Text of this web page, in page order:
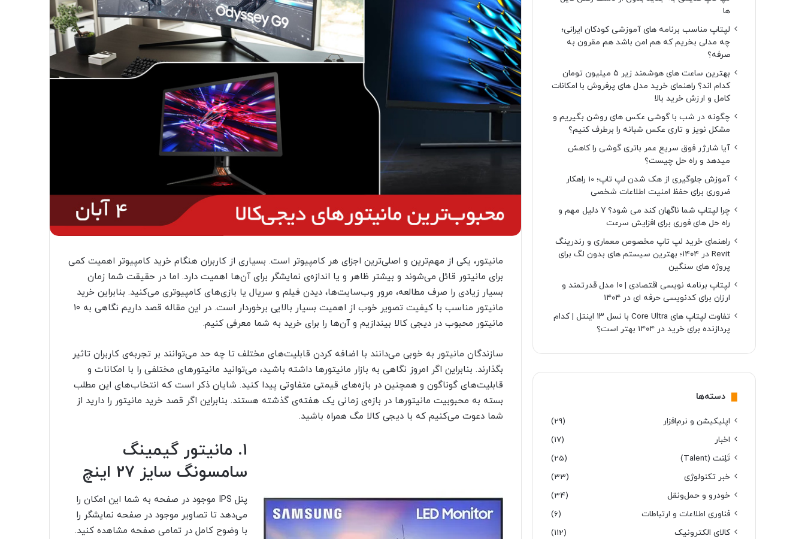
مانیتور، یکی از مهم‌ترین و اصلی‌ترین اجزای هر کامپیوتر است. بسیاری از کاربران هنگام خرید کامپیوتر اهمیت کمی
برای مانیتور قائل می‌شوند و بیشتر ظاهر و یا اندازه‌ی نمایشگر برای آن‌ها اهمیت دارد. اما در حقیقت شما زمان
بسیار زیادی را صرف مطالعه، مرور وب‌سایت‌ها، دیدن فیلم و سریال یا بازی‌های کامپیوتری می‌کنید. بنابراین خرید
مانیتور مناسب با کیفیت تصویر خوب از اهمیت بسیار بالایی برخوردار است. در این مقاله قصد داریم نگاهی به ۱۰
مانیتور محبوب در دیجی کالا بیندازیم و آن‌ها را برای خرید به شما معرفی کنیم.
سازندگان مانیتور به خوبی می‌دانند با اضافه کردن قابلیت‌های مختلف تا چه حد می‌توانند بر تجربه‌ی کاربران تاثیر
بگذارند. بنابراین اگر امروز نگاهی به بازار مانیتورها داشته باشید، می‌توانید مانیتورهای مختلفی را با امکانات و
قابلیت‌های گوناگون و همچنین در بازه‌های قیمتی متفاوتی پیدا کنید. شایان ذکر است که انتخاب‌های این مطلب
بسته به محبوبیت مانیتورها در بازه‌ی زمانی یک هفته‌ی گذشته هستند. بنابراین اگر قصد خرید مانیتور را دارید از
شما دعوت می‌کنیم که با دیجی کالا مگ همراه باشید.
۱. مانیتور گیمینگ
سامسونگ سایز ۲۷ اینچ
پنل IPS موجود در صفحه به شما این امکان را
می‌دهد تا تصاویر موجود در صفحه نمایشگر را
با وضوح کامل در تمامی صفحه مشاهده کنید.
ها
لپتاپ مناسب برنامه های آموزشی کودکان ایرانی؛
چه مدلی بخریم که هم امن باشد هم مقرون به
صرفه؟
بهترین ساعت های هوشمند زیر ۵ میلیون تومان
کدام اند؟ راهنمای خرید مدل های پرفروش با امکانات
کامل و ارزش خرید بالا
چگونه در شب با گوشی عکس های روشن بگیریم و
مشکل نویز و تاری عکس شبانه را برطرف کنیم؟
آیا شارژر فوق سریع عمر باتری گوشی را کاهش
میدهد و راه حل چیست؟
آموزش جلوگیری از هک شدن لپ تاپ؛ 10 راهکار
ضروری برای حفظ امنیت اطلاعات شخصی
چرا لپتاپ شما ناگهان کند می شود؟ ۷ دلیل مهم و
راه حل های فوری برای افزایش سرعت
راهنمای خرید لپ تاپ مخصوص معماری و رندرینگ
Revit در ۱۴۰۴؛ بهترین سیستم های بدون لگ برای
پروژه های سنگین
لپتاپ برنامه نویسی اقتصادی | ۱۰ مدل قدرتمند و
ارزان برای کدنویسی حرفه ای در ۱۴۰۴
تفاوت لپتاپ های Core Ultra با نسل ۱۳ اینتل | کدام
پردازنده برای خرید در ۱۴۰۴ بهتر است؟
دسته‌ها
اپلیکیشن و نرم‌افزار
(29)
اخبار
(17)
تَلِنت (Talent)
(25)
خبر تکنولوژی
(33)
خودرو و حمل‌و‌نقل
(34)
فناوری اطلاعات و ارتباطات
(6)
کالای الکترونیک
(112)